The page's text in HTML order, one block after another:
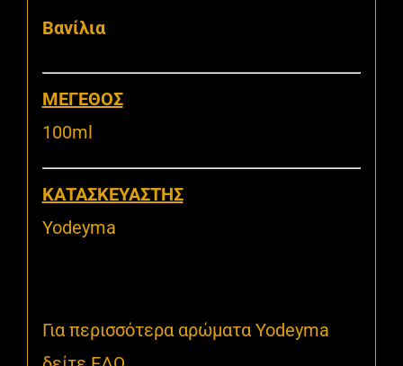
Bανίλια
MΕΓΕΘΟΣ
100ml
KΑΤΑΣΚΕΥΑΣΤΗΣ
Yodeyma
Για περισσότερα αρώματα Yodeyma